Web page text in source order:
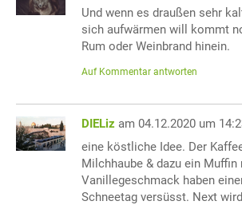
Und wenn es draußen sehr
sich aufwärmen will kommt
Rum oder Weinbrand hinein.
Auf Kommentar antworten
DIELiz am 04.12.2020 um
eine köstliche Idee. Der
Milchhaube & dazu ein Muffin
Vanillegeschmack haben
Schneetag versüsst. Next